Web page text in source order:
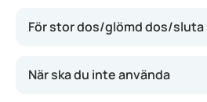
För stor dos/glömd dos/
När ska du inte använda